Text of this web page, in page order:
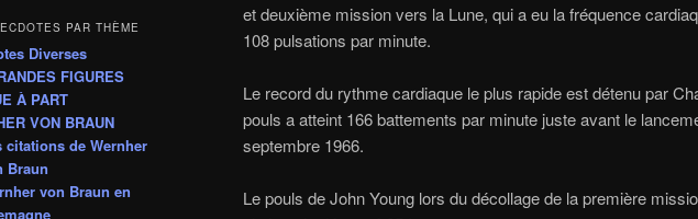
et deuxième mission vers la Lune, qui a eu la fréquence
108 pulsations par minute.
Le record du rythme cardiaque le plus rapide est détenu par
pouls a atteint 166 battements par minute juste avant le
septembre 1966.
Le pouls de John Young lors du décollage de la première
PAR THÈME
Diverses
FIGURES
À PART
VON BRAUN
citations de Wernher
Braun
von Braun en